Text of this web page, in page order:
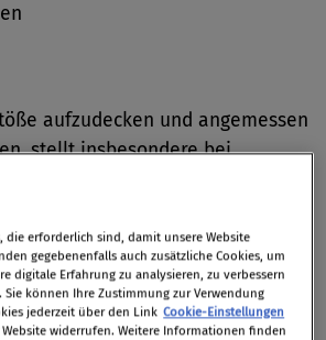
aufzudecken und angemessen
stellt insbesondere bei
für alle Beteiligten
die erforderlich sind, damit unsere Website
gegebenenfalls auch zusätzliche Cookies, um
digitale Erfahrung zu analysieren, zu verbessern
können Ihre Zustimmung zur Verwendung
jederzeit über den Link Cookie-Einstellungen
widerrufen. Weitere Informationen finden